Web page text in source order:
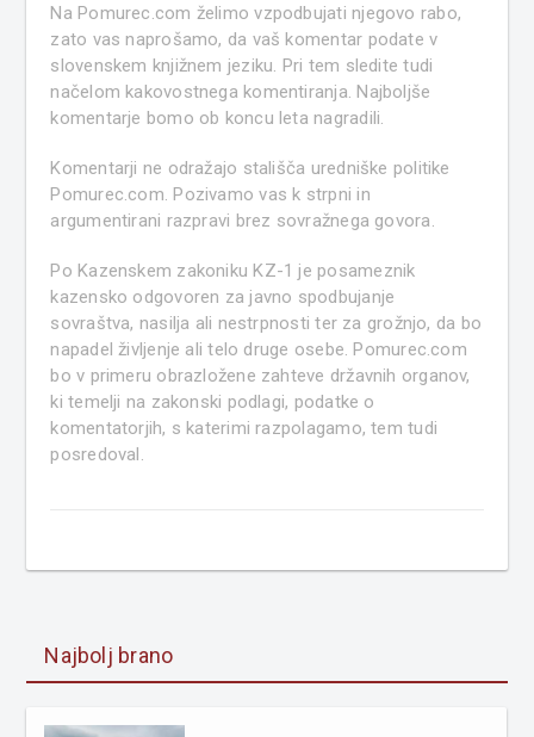
Na Pomurec.com želimo vzpodbujati njegovo rabo,
zato vas naprošamo, da vaš komentar podate v
slovenskem knjižnem jeziku. Pri tem sledite tudi
načelom kakovostnega komentiranja. Najboljše
komentarje bomo ob koncu leta nagradili.
Komentarji ne odražajo stališča uredniške politike
Pomurec.com. Pozivamo vas k strpni in
argumentirani razpravi brez sovražnega govora.
Po Kazenskem zakoniku KZ-1 je posameznik
kazensko odgovoren za javno spodbujanje
sovraštva, nasilja ali nestrpnosti ter za grožnjo, da bo
napadel življenje ali telo druge osebe. Pomurec.com
bo v primeru obrazložene zahteve državnih organov,
ki temelji na zakonski podlagi, podatke o
komentatorjih, s katerimi razpolagamo, tem tudi
posredoval.
Najbolj brano